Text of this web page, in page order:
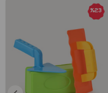
18 ay ve üzeri çocuklar
Oyuncak güvenlik
değildir.
Avrupa Birliği tarafından
uygunluğu akredite
%23